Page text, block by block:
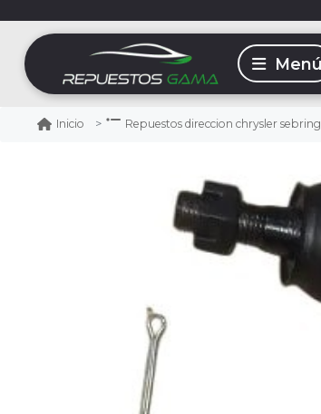
Inicio Repuestos direccion chrysler sebring